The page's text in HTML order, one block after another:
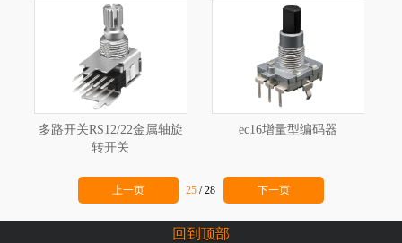
多路开关RS12/22金属轴旋
转开关
ec16增量型编码器
上一页 25 /28 下一页
回到顶部